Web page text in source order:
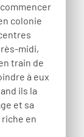
colonie
midi,
train de
à eux
ils la
et sa
riche en